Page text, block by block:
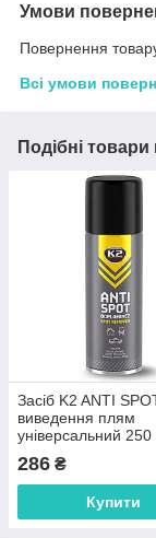
Умови
Повернення
Всі умови
Подібні товари
Засіб K2 ANTI
виведення плям
універсальний
286 ₴
Купити